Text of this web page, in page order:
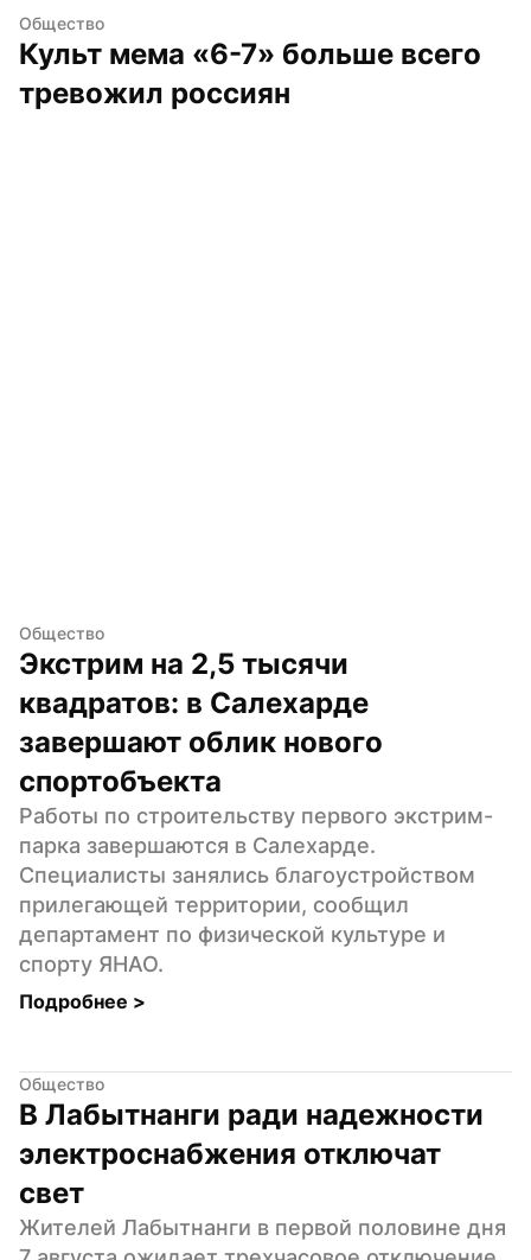
Общество
Культ мема «6-7» больше всего
тревожил россиян
Общество
Экстрим на 2,5 тысячи
квадратов: в Салехарде
завершают облик нового
спортобъекта
Работы по строительству первого экстрим-
парка завершаются в Салехарде.
Специалисты занялись благоустройством
прилегающей территории, сообщил
департамент по физической культуре и
спорту ЯНАО.
Подробнее >
Общество
В Лабытнанги ради надежности
электроснабжения отключат
свет
Жителей Лабытнанги в первой половине дня